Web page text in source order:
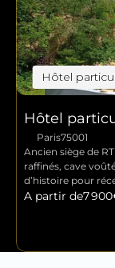
Hôtel
Hôtel
Paris75001
Ancien siège de
raffinés, cave
d’histoire pour
A partir de7 900